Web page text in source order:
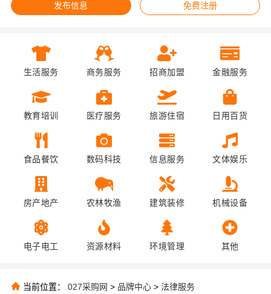
发布信息 免费注册
生活服务 商务服务 招商加盟 金融服务
教育培训 医疗服务 旅游住宿 日用百货
食品餐饮 数码科技 信息服务 文体娱乐
房产地产 农林牧渔 建筑装修 机械设备
电子电工 资源材料 环境管理 其他
当前位置： 027采购网 > 品牌中心 > 法律服务